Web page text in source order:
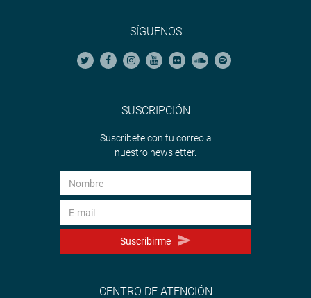
SÍGUENOS
SUSCRIPCIÓN
Suscríbete con tu correo a
nuestro newsletter.
Suscribirme
CENTRO DE ATENCIÓN